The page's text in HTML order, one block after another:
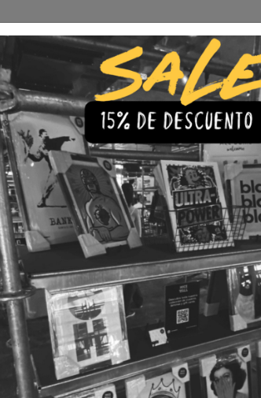
IluminaciónPrecios de cuadros & láminas
|
🇨🇱 Envío
💎 Calidad
TAMAÑO
30x40
LÁMINA
Con Marco
Cantidad